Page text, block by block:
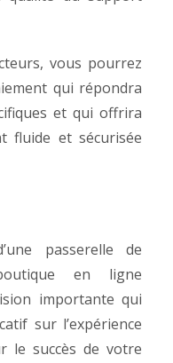
vous pourrez
qui répondra
et qui offrira
fluide et sécurisée
passerelle de
en ligne
importante qui
sur l’expérience
le succès de votre